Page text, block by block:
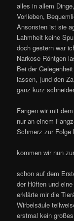
alles in allem
Vorlieben,
Ansonsten ist sie
Lahmheit keine
doch gestern war
Narkose Röntgen
Bei der
lassen, (und den
ganz kurz
Fangen wir mit
nur an einem
Schmerz zur Folge
kommen wir nun
schon auf dem
der Hüften und
erklärte mir die
Wirbelsäule
erstmal kein